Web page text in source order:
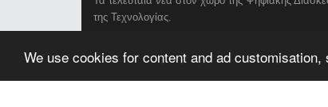
We use cookies for content and ad
της Τεχνολογίας.